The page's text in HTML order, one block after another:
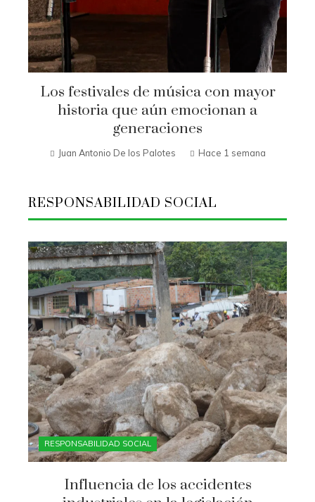
Los festivales de música con mayor
historia que aún emocionan a
generaciones
Juan Antonio De los Palotes Hace 1 semana
RESPONSABILIDAD SOCIAL
RESPONSABILIDAD SOCIAL
Influencia de los accidentes